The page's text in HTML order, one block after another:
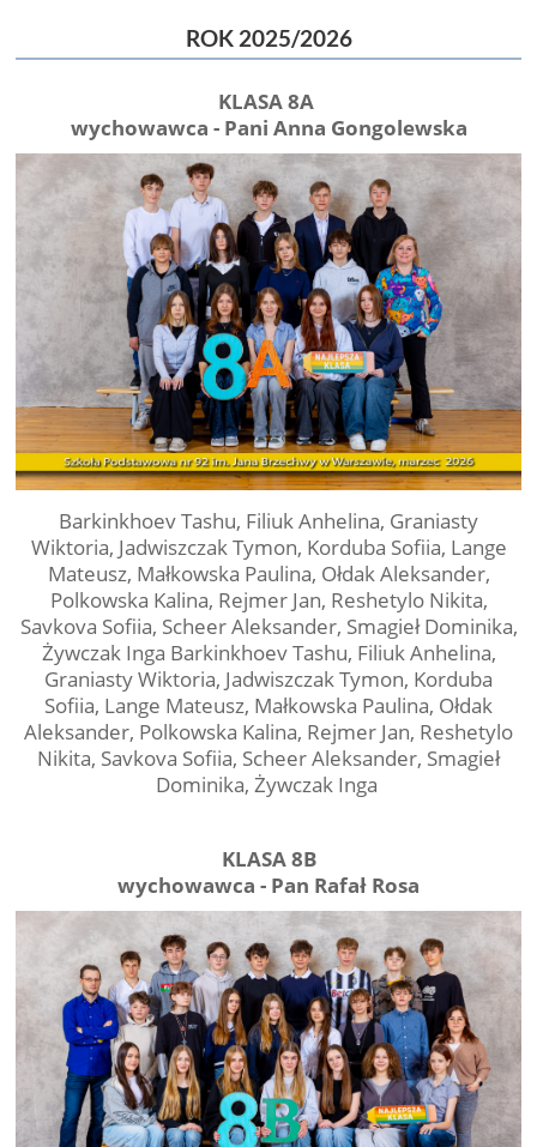
ROK 2025/2026
KLASA 8A
wychowawca - Pani Anna Gongolewska
Barkinkhoev Tashu, Filiuk Anhelina, Graniasty
Wiktoria, Jadwiszczak Tymon, Korduba Sofiia, Lange
Mateusz, Małkowska Paulina, Ołdak Aleksander,
Polkowska Kalina, Rejmer Jan, Reshetylo Nikita,
Savkova Sofiia, Scheer Aleksander, Smagieł Dominika,
Żywczak Inga Barkinkhoev Tashu, Filiuk Anhelina,
Graniasty Wiktoria, Jadwiszczak Tymon, Korduba
Sofiia, Lange Mateusz, Małkowska Paulina, Ołdak
Aleksander, Polkowska Kalina, Rejmer Jan, Reshetylo
Nikita, Savkova Sofiia, Scheer Aleksander, Smagieł
Dominika, Żywczak Inga
KLASA 8B
wychowawca - Pan Rafał Rosa